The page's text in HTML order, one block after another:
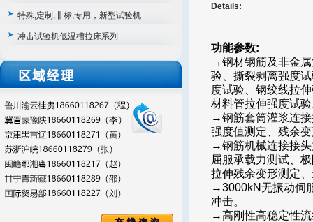
特殊,定制,非标,专用，新型试验机
冲击试验机低温槽拉床系列
Details:
功能参数:
→钢材钢筋及非金
验、撕裂剥离强度
度试验、钢绞线拉
材料管拉伸强度试
→钢筋套筒灌浆连
强度值测定、残余
→钢筋机械连接接
屈服承载力测试、
拉伸残余变形测定
→3000kN无振动伺
冲击。
→高刚性高稳定性